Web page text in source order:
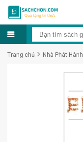
Trang chủ Nhà Phát Hành